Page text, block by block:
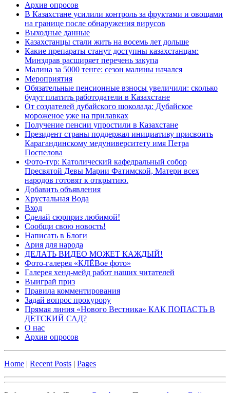
Архив опросов
В Казахстане усилили контроль за фруктами и овощами
на границе после обнаружения вирусов
Выходные данные
Казахстанцы стали жить на восемь лет дольше
Какие препараты станут доступны казахстанцам:
Минздрав расширяет перечень закупа
Малина за 5000 тенге: сезон малины начался
Мероприятия
Обязательные пенсионные взносы увеличили: сколько
будут платить работодатели в Казахстане
От создателей дубайского шоколада: Дубайское
мороженое уже на прилавках
Получение пенсии упростили в Казахстане
Президент страны поддержал инициативу присвоить
Карагандинскому медуниверситету имя Петра
Поспелова
Фото-тур: Католический кафедральный собор
Пресвятой Девы Марии Фатимской, Матери всех
народов готовят к открытию.
Добавить объявления
Хрустальная Вода
Вход
Сделай сюрприз любимой!
Сообщи свою новость!
Написать в Блоги
Ария для народа
ДЕЛАТЬ ВИДЕО МОЖЕТ КАЖДЫЙ!
Фото-галерея «КЛЁВое фото»
Галерея хенд-мейд работ наших читателей
Выиграй приз
Правила комментирования
Задай вопрос прокурору
Прямая линия «Нового Вестника» КАК ПОПАСТЬ В
ДЕТСКИЙ САД?
О нас
Архив опросов
Home | Recent Posts | Pages